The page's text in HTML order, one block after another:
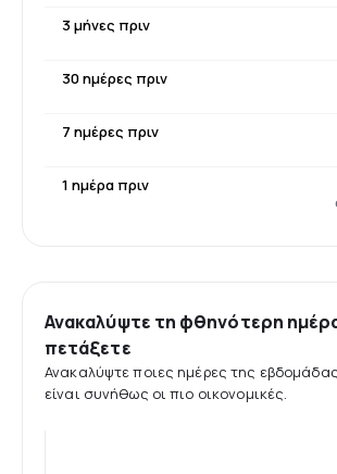
3 μήνες πριν
30 ημέρες πριν
7 ημέρες πριν
1 ημέρα πριν
Ανακαλύψτε τη φθηνότερη
πετάξετε
Ανακαλύψτε ποιες ημέρες της
είναι συνήθως οι πιο οικονομικές.